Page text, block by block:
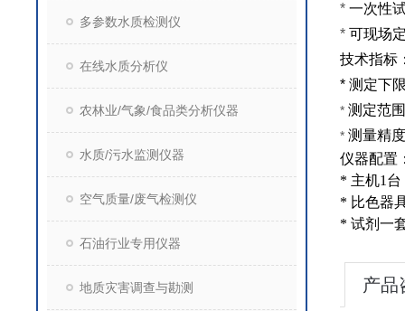
多参数水质检测仪
在线水质分析仪
农林业/气象/食品类分析仪器
水质/污水监测仪器
空气质量/废气检测仪
石油行业专用仪器
地质灾害调查与勘测
* 一次性
* 可现场
技术指标
* 测定下
* 测定范
* 测量精
仪器配置
* 主机1 台
* 比色器
* 试剂一
产品